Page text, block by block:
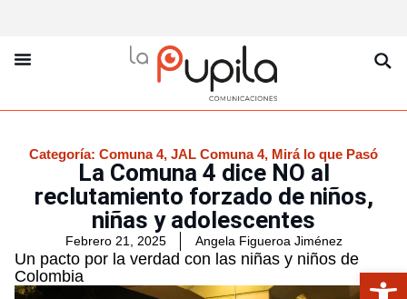
Categoría: Comuna 4, JAL Comuna 4, Mirá lo que Pasó
La Comuna 4 dice NO al
reclutamiento forzado de niños,
niñas y adolescentes
Febrero 21, 2025 Angela Figueroa Jiménez
Un pacto por la verdad con las niñas y niños de
Colombia
Abrir